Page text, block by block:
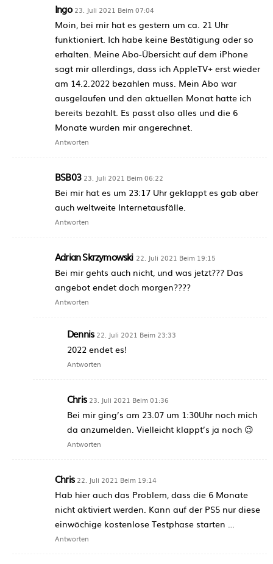
Ingo 23. Juli 2021 Beim 07:04
Moin, bei mir hat es gestern um ca. 21 Uhr
funktioniert. Ich habe keine Bestätigung oder so
erhalten. Meine Abo-Übersicht auf dem iPhone
sagt mir allerdings, dass ich AppleTV+ erst wieder
am 14.2.2022 bezahlen muss. Mein Abo war
ausgelaufen und den aktuellen Monat hatte ich
bereits bezahlt. Es passt also alles und die 6
Monate wurden mir angerechnet.
Antworten
BSB03 23. Juli 2021 Beim 06:22
Bei mir hat es um 23:17 Uhr geklappt es gab aber
auch weltweite Internetausfälle.
Antworten
Adrian Skrzymowski 22. Juli 2021 Beim 19:15
Bei mir gehts auch nicht, und was jetzt??? Das
angebot endet doch morgen????
Antworten
Dennis 22. Juli 2021 Beim 23:33
2022 endet es!
Antworten
Chris 23. Juli 2021 Beim 01:36
Bei mir ging’s am 23.07 um 1:30Uhr noch mich
da anzumelden. Vielleicht klappt’s ja noch 😉
Antworten
Chris 22. Juli 2021 Beim 19:14
Hab hier auch das Problem, dass die 6 Monate
nicht aktiviert werden. Kann auf der PS5 nur diese
einwöchige kostenlose Testphase starten …
Antworten